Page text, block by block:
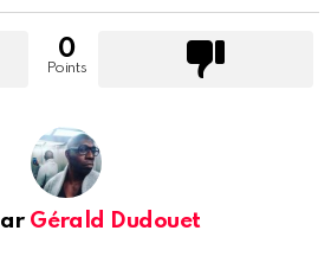
0
Points
Gérald Dudouet